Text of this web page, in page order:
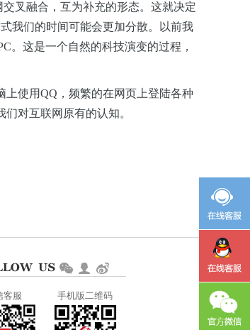
叉融合，互为补充的形态。这就决定
我们的时间可能会更加分散。以前我
。这是一个自然的科技演变的过程，
使用QQ，频繁的在网页上登陆各种
对互联网原有的认知。
客服 手机版二维码